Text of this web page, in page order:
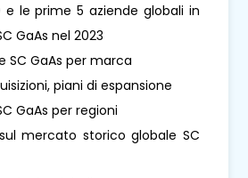
e le prime 5 aziende globali in
GaAs nel 2023
SC GaAs per marca
piani di espansione
GaAs per regioni
mercato storico globale SC